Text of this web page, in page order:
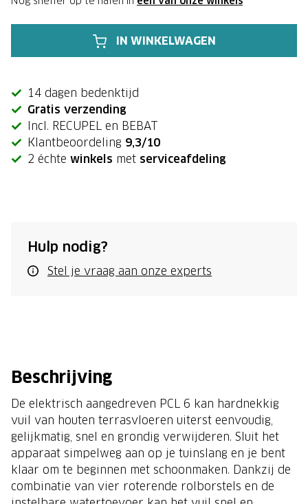
IN WINKELWAGEN
14 dagen bedenktijd
Gratis verzending
Incl. RECUPEL en BEBAT
Klantbeoordeling 9,3/10
2 échte winkels met serviceafdeling
Hulp nodig?
Stel je vraag aan onze experts
Beschrijving
De elektrisch aangedreven PCL 6 kan hardnekkig
vuil van houten terrasvloeren uiterst eenvoudig,
gelijkmatig, snel en grondig verwijderen. Sluit het
apparaat simpelweg aan op je tuinslang en je bent
klaar om te beginnen met schoonmaken. Dankzij de
combinatie van vier roterende rolborstels en de